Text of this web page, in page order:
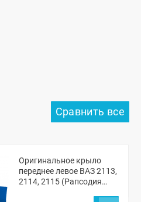
Оригинальное крыло
переднее левое ВАЗ 2113,
2114, 2115 (Рапсодия